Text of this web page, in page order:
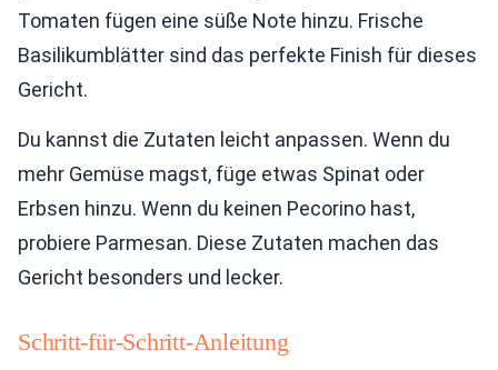
Tomaten fügen eine süße Note hinzu. Frische
Basilikumblätter sind das perfekte Finish für dieses
Gericht.
Du kannst die Zutaten leicht anpassen. Wenn du
mehr Gemüse magst, füge etwas Spinat oder
Erbsen hinzu. Wenn du keinen Pecorino hast,
probiere Parmesan. Diese Zutaten machen das
Gericht besonders und lecker.
Schritt-für-Schritt-Anleitung